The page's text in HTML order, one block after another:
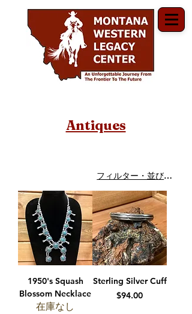
Antiques
フィルター・並び替え
1950's Squash
Blossom Necklace
在庫なし
Sterling Silver Cuff
価格
$94.00